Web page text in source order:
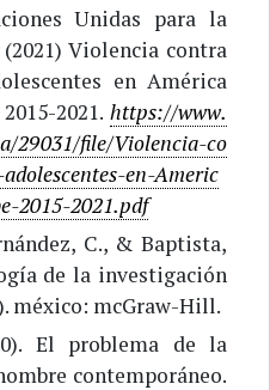
Unidas para la
Violencia contra
en América
2021. https://www.
29031/file/Violencia-co
en-Americ
2015-2021.pdf
C., & Baptista,
de la investigación
méxico: mcGraw-Hill.
El problema de la
contemporáneo.